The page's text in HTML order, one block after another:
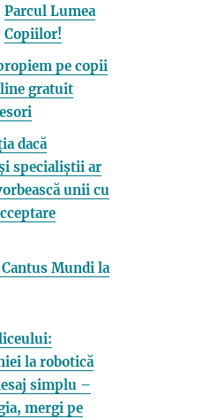
Parcul Lumea
Copiilor!
pe copii
gratuit
dacă
specialiștii ar
unii cu
Mundi la
la robotică
simplu –
mergi pe